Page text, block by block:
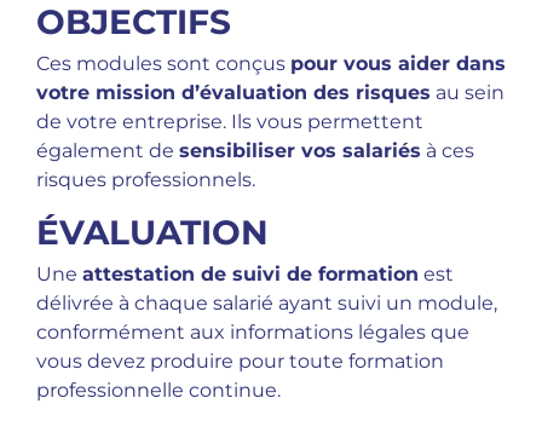
OBJECTIFS
Ces modules sont conçus pour vous aider dans
votre mission d’évaluation des risques au sein
de votre entreprise. Ils vous permettent
également de sensibiliser vos salariés à ces
risques professionnels.
ÉVALUATION
Une attestation de suivi de formation est
délivrée à chaque salarié ayant suivi un module,
conformément aux informations légales que
vous devez produire pour toute formation
professionnelle continue.